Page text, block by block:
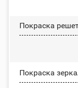
Покраска
Покраска